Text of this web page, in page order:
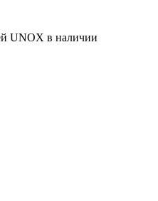
UNOX в наличии